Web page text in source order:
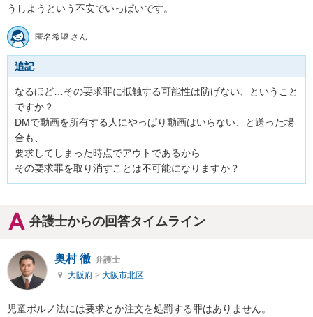
うしようという不安でいっぱいです。
匿名希望 さん
追記
なるほど…その要求罪に抵触する可能性は防げない、ということ
ですか？
DMで動画を所有する人にやっぱり動画はいらない、と送った場
合も、
要求してしまった時点でアウトであるから
その要求罪を取り消すことは不可能になりますか？
弁護士からの回答タイムライン
奥村 徹 弁護士
大阪府 > 大阪市北区
児童ポルノ法には要求とか注文を処罰する罪はありません。